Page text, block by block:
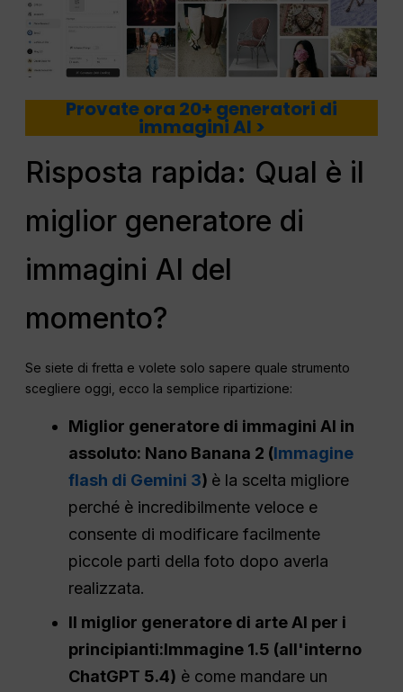
Provate ora 20+ generatori di
immagini AI >
Risposta rapida: Qual è il
miglior generatore di
immagini AI del
momento?
Se siete di fretta e volete solo sapere quale strumento
scegliere oggi, ecco la semplice ripartizione:
Miglior generatore di immagini AI in
assoluto: Nano Banana 2 (Immagine
flash di Gemini 3) è la scelta migliore
perché è incredibilmente veloce e
consente di modificare facilmente
piccole parti della foto dopo averla
realizzata.
Il miglior generatore di arte AI per i
principianti:Immagine 1.5 (all'interno
ChatGPT 5.4) è come mandare un